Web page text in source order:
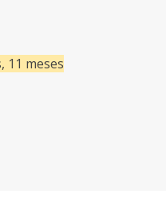
11 meses